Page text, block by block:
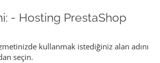
- Hosting PrestaShop
kullanmak istediğiniz alan adını
seçin.